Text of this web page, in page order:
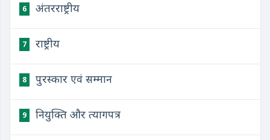
6 अंतरराष्ट्रीय
7 राष्ट्रीय
8 पुरस्कार एवं सम्मान
9 नियुक्ति और त्यागपत्र